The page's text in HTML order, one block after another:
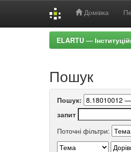
Домівка
ELARTU —
Пошук
Пошук:
запит
Поточні фільтри: